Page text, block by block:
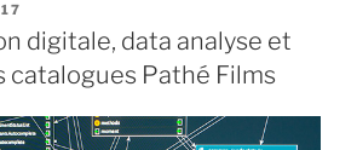
digitale, data analyse et
catalogues Pathé Films